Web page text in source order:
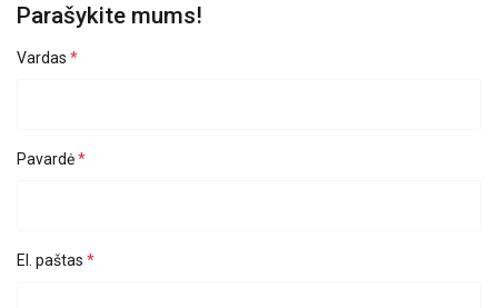
Parašykite mums!
Vardas
Pavardė
El. paštas
AŠ NESUTINKU